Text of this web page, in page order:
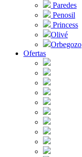
Paredes
Penosil
Princess
Olivé
Orbegozo
Ofertas